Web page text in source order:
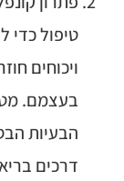
טיפול כדי
ויכוחים
בעצמם.
הבעיות
דרכים